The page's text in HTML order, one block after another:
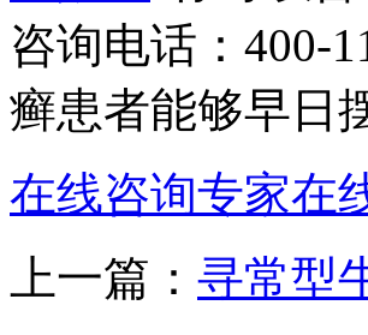
咨询电话：400-
癣患者能够早日
在线咨询专家在
上一篇： 寻常型